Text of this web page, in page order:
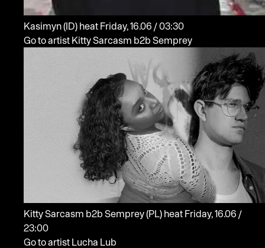
Kasimyn(ID) heat
Friday, 16.06 / 03:30
Go to artist Kitty Sarcasm b2b Semprey
Kitty Sarcasm b2b Semprey(PL) heat Friday, 16.06 /
23:00
Go to artist Lucha Lub